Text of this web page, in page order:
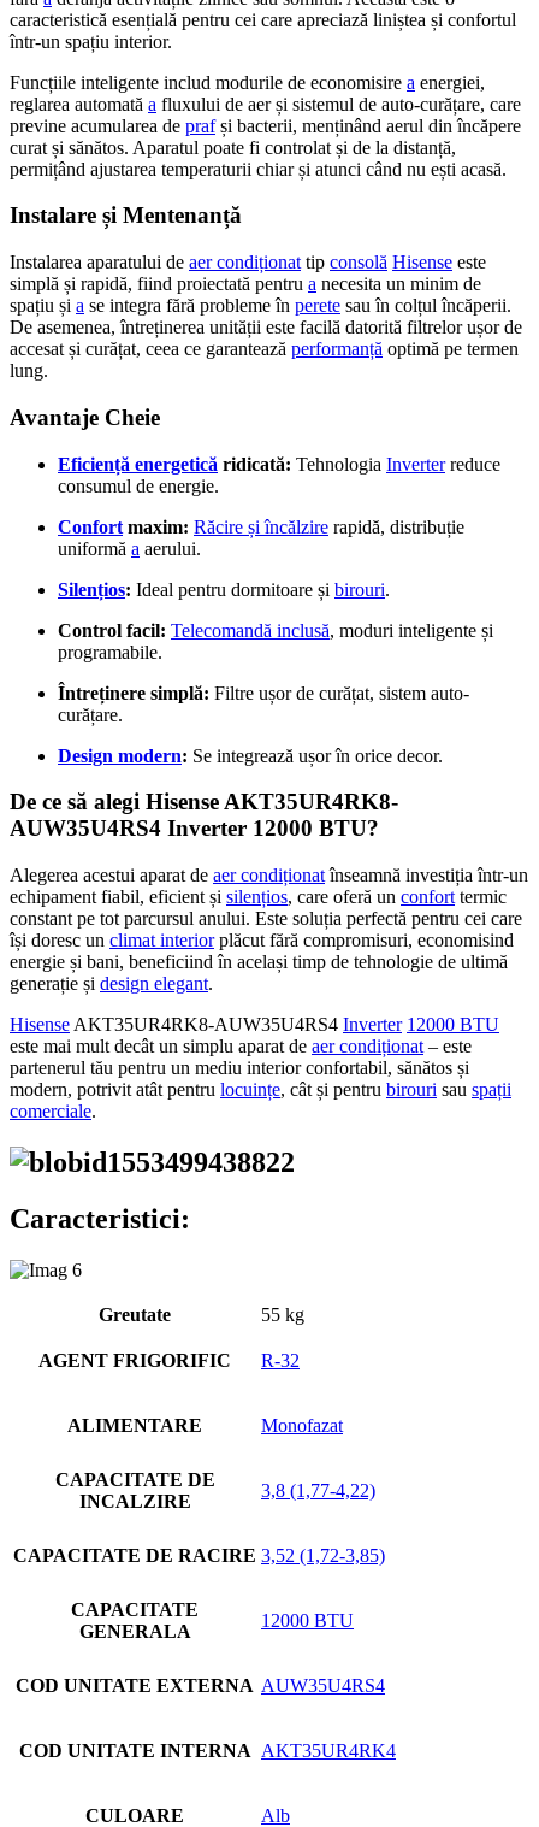
caracteristică esențială pentru cei care apreciază liniștea și confortul
într-un spațiu interior.
Funcțiile inteligente includ modurile de economisire a energiei,
reglarea automată a fluxului de aer și sistemul de auto-curățare, care
previne acumularea de prafși bacterii, menținând aerul din încăpere
curat și sănătos. Aparatul poate fi controlat și de la distanță,
permițând ajustarea temperaturii chiar și atunci când nu ești acasă.
Instalare și Mentenanță
Instalarea aparatului de aer condiționat tip consolă Hisense este
simplă și rapidă, fiind proiectată pentru a necesita un minim de
spațiu și a se integra fără probleme în perete sau în colțul încăperii.
De asemenea, întreținerea unității este facilă datorită filtrelor ușor de
accesat și curățat, ceea ce garantează performanță optimă pe termen
lung.
Avantaje Cheie
Eficiență energetică ridicată: Tehnologia Inverterreduce
consumul de energie.
Confort maxim: Răcire și încălzire rapidă, distribuție
uniformă a aerului.
Silențios: Ideal pentru dormitoare și birouri.
Control facil: Telecomandă inclusă, moduri inteligente și
programabile.
Întreținere simplă: Filtre ușor de curățat, sistem auto-
curățare.
Design modern: Se integrează ușor în orice decor.
De ce să alegi Hisense AKT35UR4RK8-
AUW35U4RS4 Inverter 12000 BTU?
Alegerea acestui aparat de aer condiționatînseamnă investiția într-un
echipament fiabil, eficient și silențios, care oferă un confort termic
constant pe tot parcursul anului. Este soluția perfectă pentru cei care
își doresc un climat interiorplăcut fără compromisuri, economisind
energie și bani, beneficiind în același timp de tehnologie de ultimă
generație și design elegant.
Hisense AKT35UR4RK8-AUW35U4RS4 Inverter 12000 BTU
este mai mult decât un simplu aparat de aer condiționat – este
partenerul tău pentru un mediu interior confortabil, sănătos și
modern, potrivit atât pentru locuințe, cât și pentru birouri sau spații
comerciale.
Caracteristici:
Greutate 55 kg
AGENT FRIGORIFIC R-32
ALIMENTARE Monofazat
CAPACITATE DE
INCALZIRE
3,8 (1,77-4,22)
CAPACITATE DE RACIRE 3,52 (1,72-3,85)
CAPACITATE
GENERALA
12000 BTU
COD UNITATE EXTERNA AUW35U4RS4
COD UNITATE INTERNA AKT35UR4RK4
CULOARE Alb